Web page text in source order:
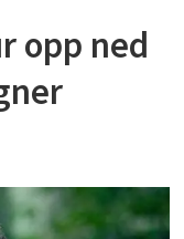
opp ned